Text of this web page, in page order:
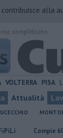
alla
VOLTERRA PISA
Attualità
60 anni e dona